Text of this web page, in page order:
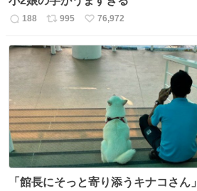
返
数
188
リ
ス
995
い
ね
76,972
「館長にそっと寄り添うキナコさん」